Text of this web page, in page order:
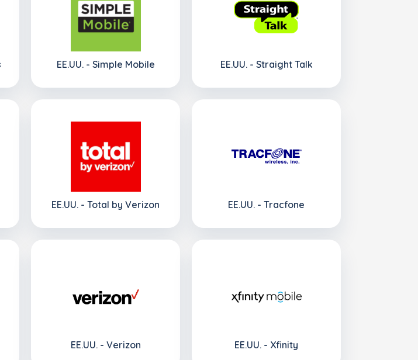
EE.UU. - Simple Mobile EE.UU. - Straight Talk
EE.UU. - Total by Verizon EE.UU. - Tracfone
EE.UU. - Verizon EE.UU. - Xfinity